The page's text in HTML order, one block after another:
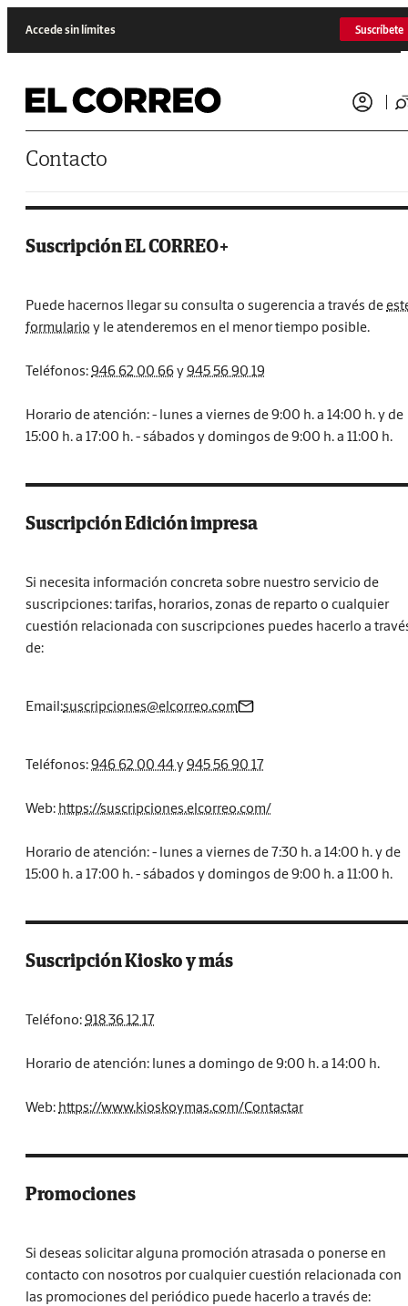
Accede sin límites Suscríbete
Contacto
Suscripción EL CORREO+
Puede hacernos llegar su consulta o sugerencia a través de
formulario y le atenderemos en el menor tiempo posible.
Teléfonos:946 62 00 66y945 56 90 19
Horario de atención: - lunes a viernes de 9:00 h. a 14:00 h. y de
15:00 h. a 17:00 h. - sábados y domingos de 9:00 h. a 11:00 h.
Suscripción Edición impresa
Si necesita información concreta sobre nuestro servicio de
suscripciones: tarifas, horarios, zonas de reparto o cualquier
cuestión relacionada con suscripciones puedes hacerlo a
de:
Email:suscripciones@elcorreo.com
Teléfonos:946 62 00 44y945 56 90 17
Web: https://suscripciones.elcorreo.com/
Horario de atención: - lunes a viernes de 7:30 h. a 14:00 h. y de
15:00 h. a 17:00 h. - sábados y domingos de 9:00 h. a 11:00 h.
Suscripción Kiosko y más
Teléfono:918 36 12 17
Horario de atención: lunes a domingo de 9:00 h. a 14:00 h.
Web: https://www.kioskoymas.com/Contactar
Promociones
Si deseas solicitar alguna promoción atrasada o ponerse en
contacto con nosotros por cualquier cuestión relacionada con
las promociones del periódico puede hacerlo a través de: